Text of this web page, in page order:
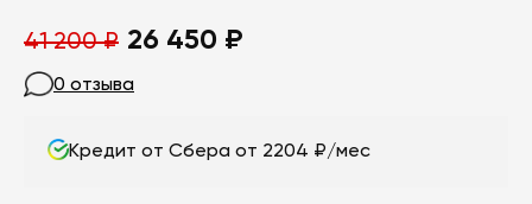
41 200₽ Первоначальная
цена
41
26 450 ₽
450
0 отзыва
Кредит от Сбера от 2204 ₽/мес